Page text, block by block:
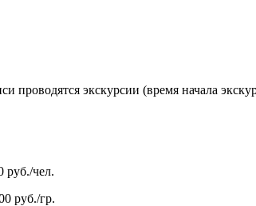
проводятся экскурсии (время начала
руб./чел.
руб./гр.